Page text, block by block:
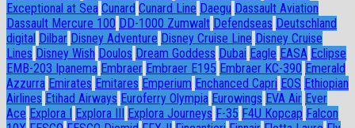
Exceptional at Sea Cunard Cunard Line Daegu Dassault Aviation
Dassault Mercure 100 DD-1000 Zumwalt Defendseas Deutschland
digital Dilbar Disney Adventure Disney Cruise Line Disney Cruise
Lines Disney Wish Doulos Dream Goddess Dubai Eagle EASA Eclipse
EMB-203 Ipanema Embraer Embraer E195 Embraer KC-390 Emerald
Azzurra Emirates Emitares Emperium Enchanced Capri EOS Ethiopian
Airlines Etihad Airways Euroferry Olympia Eurowings EVA Air Ever
Ace Explora I Explora III Explora Journeys F-35 F4U Корсар Falcon